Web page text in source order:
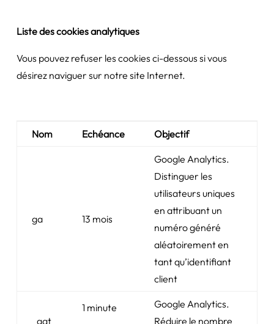
Liste des cookies analytiques
Vous pouvez refuser les cookies ci-dessous si vous
désirez naviguer sur notre site Internet.
Nom Echéance Objectif
ga 13 mois
Google Analytics.
Distinguer les
utilisateurs uniques
en attribuant un
numéro généré
aléatoirement en
tant qu’identifiant
client
_gat
1 minute
Google Analytics.
Réduire le nombre